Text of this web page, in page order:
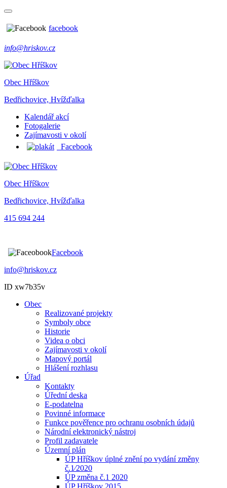
facebook
info@hriskov.cz
Obec Hříškov
Bedřichovice, Hvížďalka
Kalendář akcí
Fotogalerie
Zajímavosti v okolí
Facebook
Obec Hříškov
Bedřichovice, Hvížďalka
415 694 244
Facebook
info@hriskov.cz
ID xw7b35v
Obec
Realizované projekty
Symboly obce
Historie
Videa o obci
Zajímavosti v okolí
Mapový portál
Hlášení rozhlasu
Úřad
Kontakty
Úřední deska
E-podatelna
Povinné informace
Funkce pověřence pro ochranu osobních údajů
Národní elektronický nástroj
Profil zadavatele
Územní plán
ÚP Hříškov úplné znění po vydání změny
č.1⁄2020
ÚP změna č.1 2020
ÚP Hříškov 2015